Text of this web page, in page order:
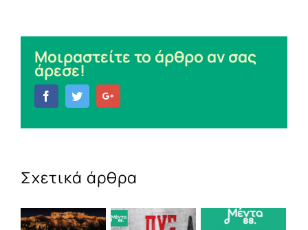
Μοιραστείτε το άρθρο αν σας
άρεσε!
FacebookTwitter
Σχετικά άρθρα